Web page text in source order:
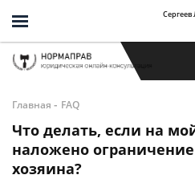
Главная - FAQ
Что делать, если на
наложено
хозяина?